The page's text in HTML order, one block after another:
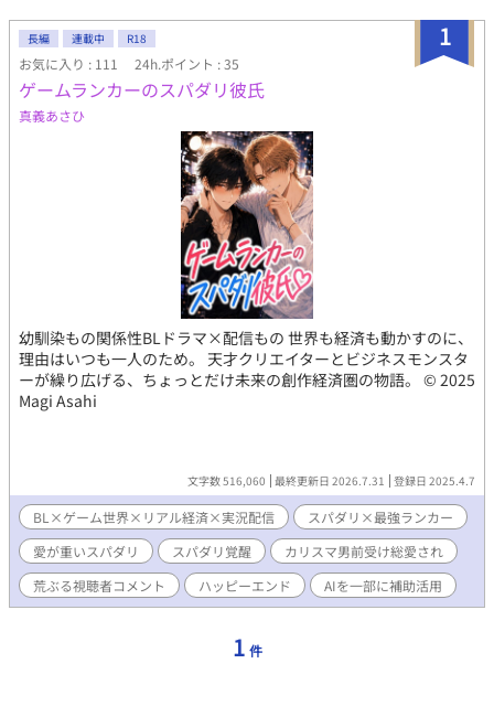
1
長編 連載中 R18
お気に入り : 111 24h.ポイント : 35
ゲームランカーのスパダリ彼氏
真義あさひ
幼馴染もの関係性BLドラマ×配信もの 世界も経済も動かすのに、
理由はいつも一人のため。 天才クリエイターとビジネスモンスタ
ーが繰り広げる、ちょっとだけ未来の創作経済圏の物語。 © 2025
Magi Asahi
文字数 516,060 最終更新日 2026.7.31 登録日 2025.4.7
BL×ゲーム世界×リアル経済×実況配信
スパダリ×最強ランカー
愛が重いスパダリ
スパダリ覚醒
カリスマ男前受け総愛され
荒ぶる視聴者コメント
ハッピーエンド AIを一部に補助活用
1 件